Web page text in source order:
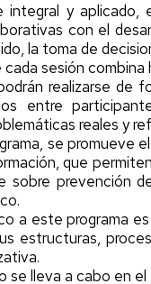
y aplicado,
con el
la toma de
sesión
realizarse de
entre
reales y
se promueve
que
sobre prevención
a este programa
estructuras,
se lleva a cabo en